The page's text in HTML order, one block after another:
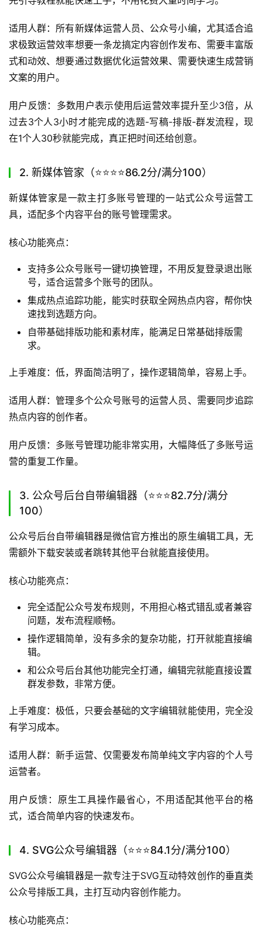
全链路数据分析：覆盖从内容发布到用户转化的全流程
数据统计，帮你精准掌握账号运营情况，优化内容策
略。
还有获客渠道码、内容违规检测、定时群发等独家实用
功能，全方位满足公众号运营需求。
上手难度：非常低，操作逻辑适配公众号原生后台，新手看
完引导教程就能快速上手，不用花费大量时间学习。
求极致运营效率想要一条龙搞定内容创作发布、需要丰富版
文案的用户。
过去3个人3小时才能完成的选题-写稿-排版-群发流程，现
在1个人30秒就能完成，真正把时间还给创意。
2. 新媒体管家（⭐️⭐️⭐️⭐️86.2分/满分100）
具，适配多个内容平台的账号管理需求。
核心功能亮点：
支持多公众号账号一键切换管理，不用反复登录退出账
号，适合运营多个账号的团队。
集成热点追踪功能，能实时获取全网热点内容，帮你快
速找到选题方向。
自带基础排版功能和素材库，能满足日常基础排版需
上手难度：低，界面简洁明了，操作逻辑简单，容易上手。
热点内容的创作者。
营的重复工作量。
3. 公众号后台自带编辑器（⭐️⭐️⭐️82.7分/满分
100）
需额外下载安装或者跳转其他平台就能直接使用。
核心功能亮点：
完全适配公众号发布规则，不用担心格式错乱或者兼容
操作逻辑简单，没有多余的复杂功能，打开就能直接编
辑。
和公众号后台其他功能完全打通，编辑完就能直接设置
群发参数，非常方便。
有学习成本。
适用人群：新手运营、仅需要发布简单纯文字内容的个人号
运营者。
用户反馈：原生工具操作最省心，不用适配其他平台的格